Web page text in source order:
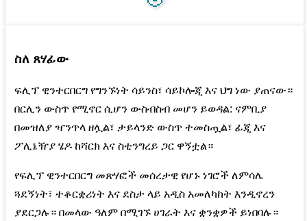
ስለ ጸሃፊው
ፍሊፕ ዊንተርበርግ የግንኙነት ሳይንስ፣ ሳይኮሎጂ እና ህግ ነው ያጠናው።
በርሊን ውስጥ የሚኖር ሲሆን ውስብስብ መሆን ይወዳል: ናምቢያ
በመዝለያ ዣንጥላ ዘሏል፣ ታይላንድ ውስጥ ተመስጧል፣ ፊጂ እና
ፖሊኔዥያ ሄዶ ከሻርክ እና ስቲንግረይ ጋር ዋኝቷል።
የፍሊፕ ዊንተርበርግ መጽሃፎች መሰረታዊ የሆኑ ነገሮች ለምሳሌ
ጓደኝነት፣ ተቆርቋሪነት እና ደስታ ላይ አዲስ አመለካከት እንዲኖረን
ያደርጋሉ። በመላው ዓለም በሚገኙ ሀገራት እና ቋንቋዎች ይነበባሉ።